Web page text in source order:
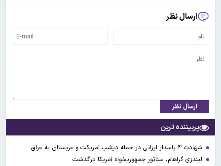
ارسال نظر
ارسال نظر
پربیننده ترین
شهادت ۴ پاسدار ایرانی در حمله دیشب آمریکت و عربستان به عراق
لیندزی گراهام، سناتور جمهوریخواه آمریکا درگذشت